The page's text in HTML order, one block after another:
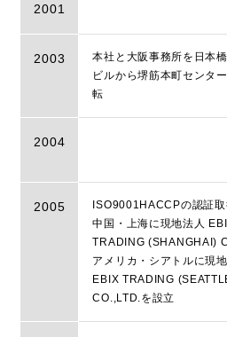
2001
2003
本社と大阪事務所を日本
ビルから堺筋本町センタ
転
2004
2005
ISO9001HACCPの認証
中国・上海に現地法人
TRADING (SHANGHAI)
アメリカ・シアトルに現
EBIX TRADING
CO.,LTD.を設立